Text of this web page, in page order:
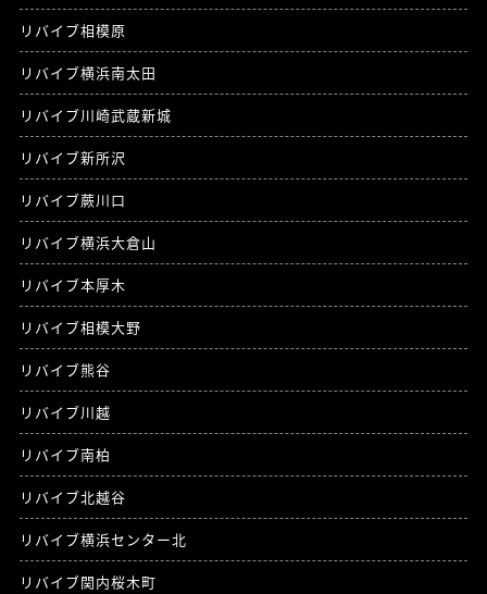
リバイブ相模原
リバイブ横浜南太田
リバイブ川崎武蔵新城
リバイブ新所沢
リバイブ蕨川口
リバイブ横浜大倉山
リバイブ本厚木
リバイブ相模大野
リバイブ熊谷
リバイブ川越
リバイブ南柏
リバイブ北越谷
リバイブ横浜センター北
リバイブ関内桜木町